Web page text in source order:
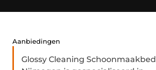
Aanbiedingen
Glossy Cleaning